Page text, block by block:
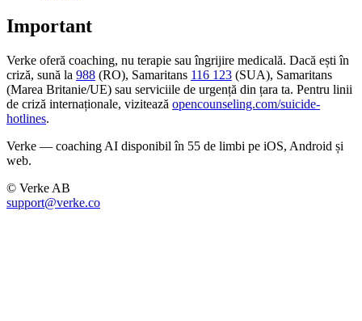
Important
Verke oferă coaching, nu terapie sau îngrijire medicală. Dacă ești în
criză, sună la 988 (RO), Samaritans 116 123 (SUA), Samaritans
(Marea Britanie/UE) sau serviciile de urgență din țara ta. Pentru linii
de criză internaționale, vizitează opencounseling.com/suicide-
hotlines.
Verke — coaching AI disponibil în 55 de limbi pe iOS, Android și
web.
© Verke AB
support@verke.co